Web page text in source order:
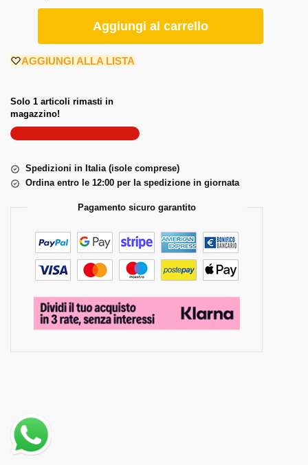
Aggiungi al carrello
AGGIUNGI ALLA LISTA
Solo 1 articoli rimasti in
magazzino!
Spedizioni in Italia (isole comprese)
Ordina entro le 12:00 per la spedizione in giornata
Pagamento sicuro garantito